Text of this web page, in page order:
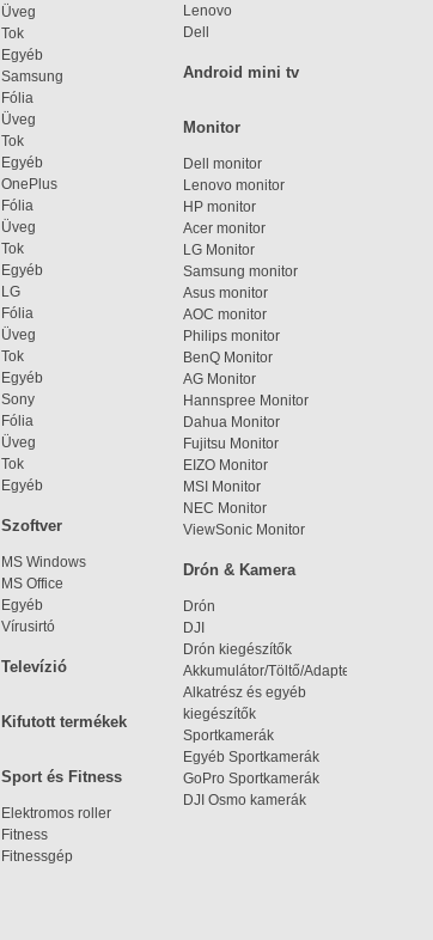
Üveg
Tok
Egyéb
Samsung
Fólia
Üveg
Tok
Egyéb
OnePlus
Fólia
Üveg
Tok
Egyéb
LG
Fólia
Üveg
Tok
Egyéb
Sony
Fólia
Üveg
Tok
Egyéb
Lenovo
Dell
Android mini tv
Monitor
Dell monitor
Lenovo monitor
HP monitor
Acer monitor
LG Monitor
Samsung monitor
Asus monitor
AOC monitor
Philips monitor
BenQ Monitor
AG Monitor
Hannspree Monitor
Dahua Monitor
Fujitsu Monitor
EIZO Monitor
MSI Monitor
NEC Monitor
ViewSonic Monitor
Szoftver
MS Windows
MS Office
Egyéb
Vírusirtó
Drón & Kamera
Drón
DJI
Drón kiegészítők
Akkumulátor/Töltő/Adapter
Alkatrész és egyéb
kiegészítők
Sportkamerák
Egyéb Sportkamerák
GoPro Sportkamerák
DJI Osmo kamerák
Televízió
Kifutott termékek
Sport és Fitness
Elektromos roller
Fitness
Fitnessgép